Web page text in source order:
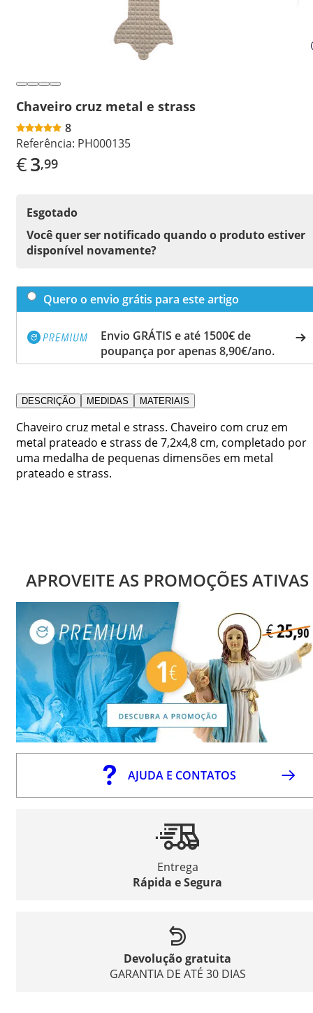
Chaveiro cruz metal e strass
8
Referência: PH000135
€3,99
Esgotado
Você quer ser notificado quando o produto estiver
disponível novamente?
Quero o envio grátis para este artigo
Envio GRÁTIS e até 1500€ de
poupança por apenas 8,90€/ano.
DESCRIÇÃO MEDIDAS MATERIAIS
Chaveiro cruz metal e strass. Chaveiro com cruz em
metal prateado e strass de 7,2x4,8 cm, completado por
uma medalha de pequenas dimensões em metal
prateado e strass.
APROVEITE AS PROMOÇÕES ATIVAS
AJUDA E CONTATOS
Entrega
Rápida e Segura
Devolução gratuita
GARANTIA DE ATÉ 30 DIAS